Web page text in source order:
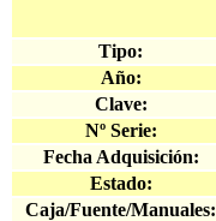
Tipo:
Año:
Clave:
Nº Serie:
Fecha Adquisición:
Estado:
Caja/Fuente/Manuales: